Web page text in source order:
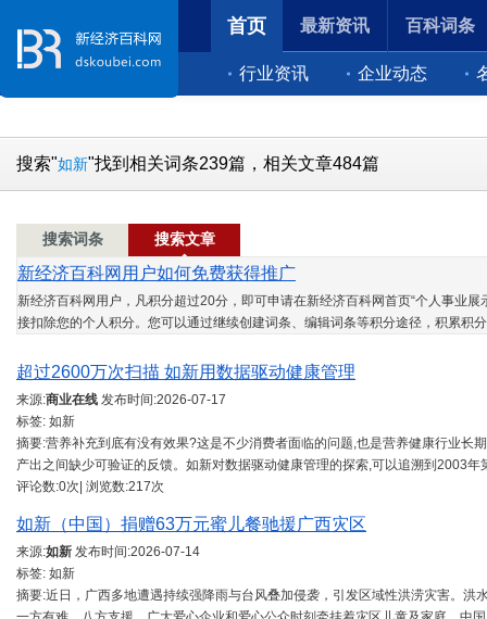
首页
行业资讯 企业动态
最新资讯 百科词条
搜索"如新"找到相关词条239篇，相关文章484篇
搜索词条 搜索文章
新经济百科网用户如何免费获得推广
新经济百科网用户，凡积分超过20分，即可申请在新经济百科网首页“个人事业
接扣除您的个人积分。您可以通过继续创建词条、编辑词条等积分途径，积累积
超过2600万次扫描 如新用数据驱动健康管理
来源:商业在线 发布时间:2026-07-17
标签: 如新
摘要:营养补充到底有没有效果?这是不少消费者面临的问题,也是营养健康行业
产出之间缺少可验证的反馈。如新对数据驱动健康管理的探索,可以追溯到2003年
评论数:0次| 浏览数:217次
如新（中国）捐赠63万元蜜儿餐驰援广西灾区
来源:如新 发布时间:2026-07-14
标签: 如新
摘要:近日，广西多地遭遇持续强降雨与台风叠加侵袭，引发区域性洪涝灾害。